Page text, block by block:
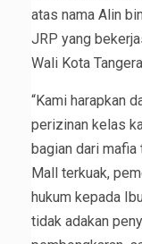
atas nama Alin
JRP yang
Wali Kota
“Kami harapkan
perizinan kelas
bagian dari mafia
Mall terkuak,
hukum kepada
tidak adakan